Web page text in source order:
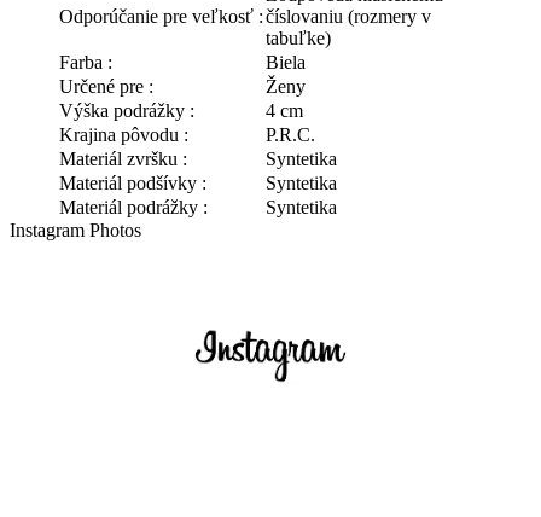
Odporúčanie pre veľkosť :číslovaniu (rozmery v
tabuľke)
Farba :
Biela
Určené pre :
Ženy
Výška podrážky :
4 cm
Krajina pôvodu :
P.R.C.
Materiál zvršku :
Syntetika
Materiál podšívky :
Syntetika
Materiál podrážky :
Syntetika
Instagram Photos